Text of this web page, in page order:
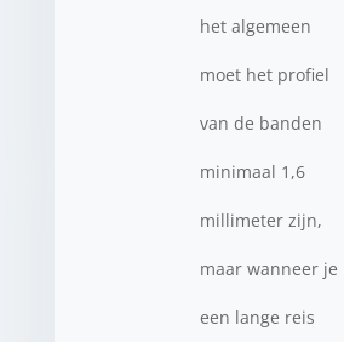
het algemeen
moet het profiel
van de banden
minimaal 1,6
millimeter zijn,
maar wanneer je
een lange reis